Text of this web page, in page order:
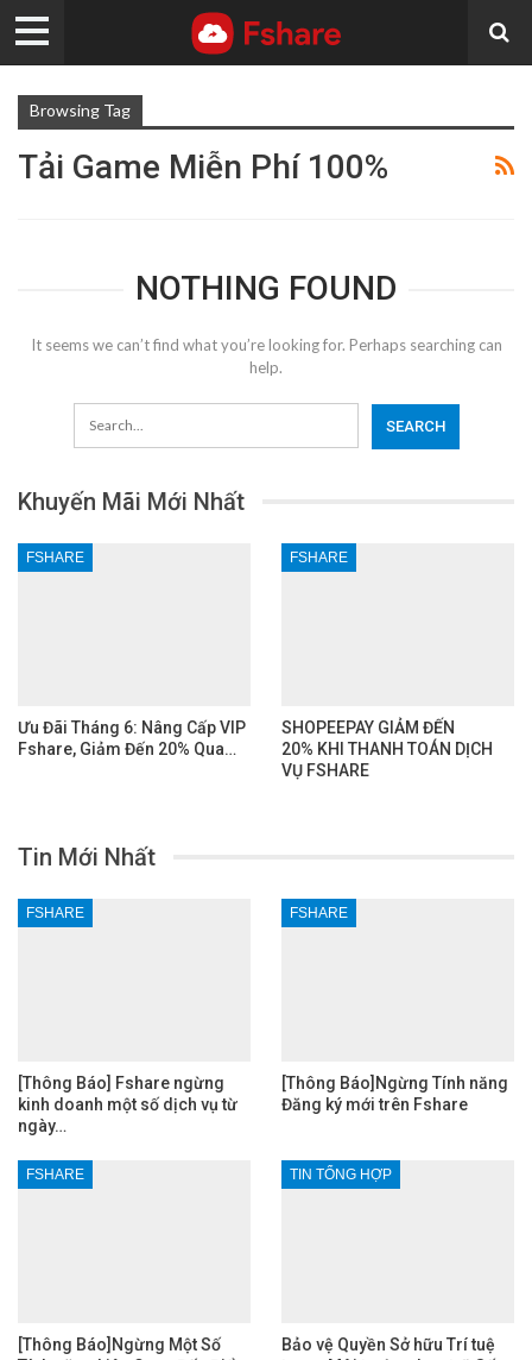
Browsing Tag
Tải Game Miễn Phí 100%
NOTHING FOUND
It seems we can’t find what you’re looking for. Perhaps searching can
help.
Khuyến Mãi Mới Nhất
FSHARE
Ưu Đãi Tháng 6: Nâng Cấp VIP
Fshare, Giảm Đến 20% Qua…
FSHARE
SHOPEEPAY GIẢM ĐẾN
20% KHI THANH TOÁN DỊCH
VỤ FSHARE
Tin Mới Nhất
FSHARE
[Thông Báo] Fshare ngừng
kinh doanh một số dịch vụ từ
ngày…
FSHARE
[Thông Báo]Ngừng Tính năng
Đăng ký mới trên Fshare
FSHARE
[Thông Báo]Ngừng Một Số
TIN TỔNG HỢP
Bảo vệ Quyền Sở hữu Trí tuệ